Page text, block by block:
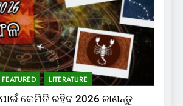
FEATURED LITERATURE
ପାଇଁ କେମିତି ରହିବ 2026 ଜାଣନ୍ତୁ